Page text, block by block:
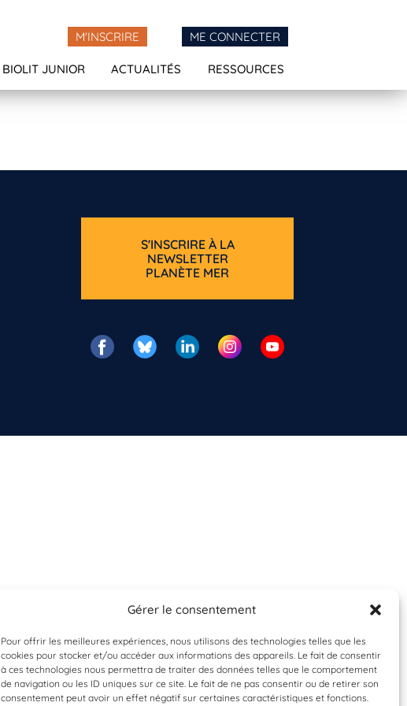
Gérer le consentement
Pour offrir les meilleures expériences, nous utilisons des technologies telles que les
cookies pour stocker et/ou accéder aux informations des appareils. Le fait de consentir
à ces technologies nous permettra de traiter des données telles que le comportement
de navigation ou les ID uniques sur ce site. Le fait de ne pas consentir ou de retirer son
consentement peut avoir un effet négatif sur certaines caractéristiques et fonctions.
M'INSCRIRE ME CONNECTER
BIOLIT JUNIOR ACTUALITÉS RESSOURCES
S'INSCRIRE À LA
NEWSLETTER
PLANÈTE MER